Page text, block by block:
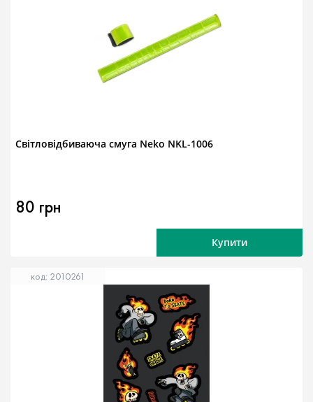
Світловідбиваюча смуга Neko NKL-1006
80 грн
Купити
код: 2010261